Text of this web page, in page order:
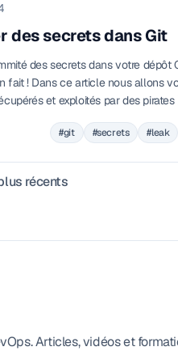
des secrets dans Git
des secrets dans votre dépôt
fait ! Dans ce article nous allons
et exploités par des
#git #secrets #leak
récents
Articles, vidéos et